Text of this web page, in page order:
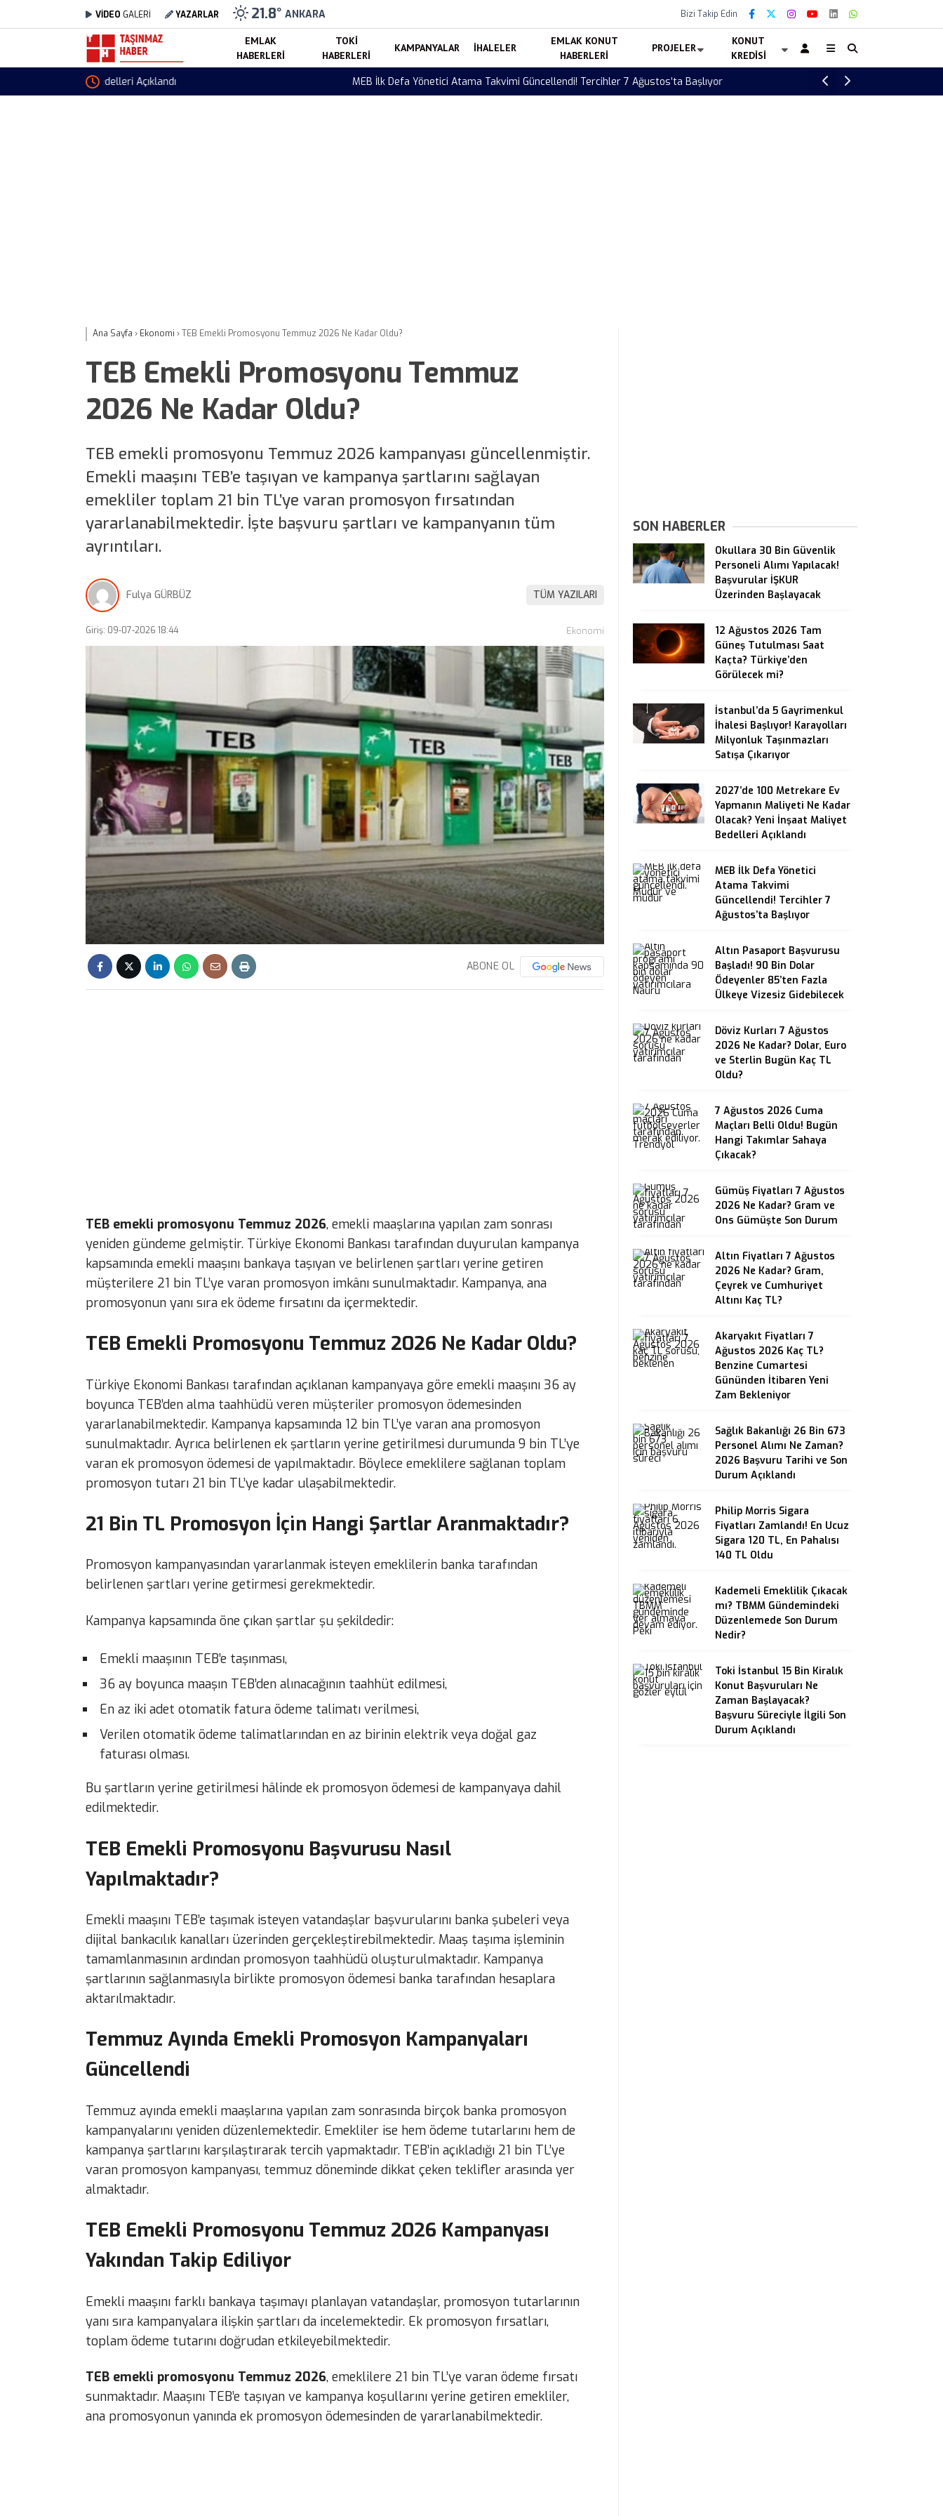
VİDEO GALERİ YAZARLAR 21.8° ANKARA Bizi Takip Edin
EMLAK
HABERLERI
TOKI
HABERLERI
KAMPANYALAR İHALELER
EMLAK KONUT
HABERLERI
PROJELER
KONUT
KREDISI
MEB İlk Defa Yönetici Atama Takvimi Güncellendi! Tercihler 7 Ağustos’ta Başlıyor Altın Pasaport Başvurusu Başladı! 90
Ana Sayfa › Ekonomi ›TEB Emekli Promosyonu Temmuz 2026 Ne Kadar Oldu?
TEB Emekli Promosyonu Temmuz
2026 Ne Kadar Oldu?
TEB emekli promosyonu Temmuz 2026 kampanyası güncellenmiştir.
Emekli maaşını TEB’e taşıyan ve kampanya şartlarını sağlayan
emekliler toplam 21 bin TL’ye varan promosyon fırsatından
yararlanabilmektedir. İşte başvuru şartları ve kampanyanın tüm
ayrıntıları.
Fulya GÜRBÜZ TÜM YAZILARI
Giriş: 09-07-2026 18:44 Ekonomi
ABONE OL
TEB emekli promosyonu Temmuz 2026, emekli maaşlarına yapılan zam sonrası
yeniden gündeme gelmiştir. Türkiye Ekonomi Bankası tarafından duyurulan kampanya
kapsamında emekli maaşını bankaya taşıyan ve belirlenen şartları yerine getiren
müşterilere 21 bin TL’ye varan promosyon imkânı sunulmaktadır. Kampanya, ana
promosyonun yanı sıra ek ödeme fırsatını da içermektedir.
TEB Emekli Promosyonu Temmuz 2026 Ne Kadar Oldu?
Türkiye Ekonomi Bankası tarafından açıklanan kampanyaya göre emekli maaşını 36 ay
boyunca TEB’den alma taahhüdü veren müşteriler promosyon ödemesinden
yararlanabilmektedir. Kampanya kapsamında 12 bin TL’ye varan ana promosyon
sunulmaktadır. Ayrıca belirlenen ek şartların yerine getirilmesi durumunda 9 bin TL’ye
varan ek promosyon ödemesi de yapılmaktadır. Böylece emeklilere sağlanan toplam
promosyon tutarı 21 bin TL’ye kadar ulaşabilmektedir.
21 Bin TL Promosyon İçin Hangi Şartlar Aranmaktadır?
Promosyon kampanyasından yararlanmak isteyen emeklilerin banka tarafından
belirlenen şartları yerine getirmesi gerekmektedir.
Kampanya kapsamında öne çıkan şartlar şu şekildedir:
Emekli maaşının TEB’e taşınması,
36 ay boyunca maaşın TEB’den alınacağının taahhüt edilmesi,
En az iki adet otomatik fatura ödeme talimatı verilmesi,
Verilen otomatik ödeme talimatlarından en az birinin elektrik veya doğal gaz
faturası olması.
Bu şartların yerine getirilmesi hâlinde ek promosyon ödemesi de kampanyaya dahil
edilmektedir.
TEB Emekli Promosyonu Başvurusu Nasıl
Yapılmaktadır?
Emekli maaşını TEB’e taşımak isteyen vatandaşlar başvurularını banka şubeleri veya
dijital bankacılık kanalları üzerinden gerçekleştirebilmektedir. Maaş taşıma işleminin
tamamlanmasının ardından promosyon taahhüdü oluşturulmaktadır. Kampanya
şartlarının sağlanmasıyla birlikte promosyon ödemesi banka tarafından hesaplara
aktarılmaktadır.
Temmuz Ayında Emekli Promosyon Kampanyaları
Güncellendi
Temmuz ayında emekli maaşlarına yapılan zam sonrasında birçok banka promosyon
kampanyalarını yeniden düzenlemektedir. Emekliler ise hem ödeme tutarlarını hem de
kampanya şartlarını karşılaştırarak tercih yapmaktadır. TEB’in açıkladığı 21 bin TL’ye
varan promosyon kampanyası, temmuz döneminde dikkat çeken teklifler arasında yer
almaktadır.
TEB Emekli Promosyonu Temmuz 2026 Kampanyası
Yakından Takip Ediliyor
Emekli maaşını farklı bankaya taşımayı planlayan vatandaşlar, promosyon tutarlarının
yanı sıra kampanyalara ilişkin şartları da incelemektedir. Ek promosyon fırsatları,
toplam ödeme tutarını doğrudan etkileyebilmektedir.
TEB emekli promosyonu Temmuz 2026, emeklilere 21 bin TL’ye varan ödeme fırsatı
sunmaktadır. Maaşını TEB’e taşıyan ve kampanya koşullarını yerine getiren emekliler,
ana promosyonun yanında ek promosyon ödemesinden de yararlanabilmektedir.
SON HABERLER
Okullara 30 Bin Güvenlik
Personeli Alımı Yapılacak!
Başvurular İŞKUR
Üzerinden Başlayacak
12 Ağustos 2026 Tam
Güneş Tutulması Saat
Kaçta? Türkiye’den
Görülecek mi?
İstanbul’da 5 Gayrimenkul
İhalesi Başlıyor! Karayolları
Milyonluk Taşınmazları
Satışa Çıkarıyor
2027’de 100 Metrekare Ev
Yapmanın Maliyeti Ne Kadar
Olacak? Yeni İnşaat Maliyet
Bedelleri Açıklandı
MEB İlk Defa Yönetici
Atama Takvimi
Güncellendi! Tercihler 7
Ağustos’ta Başlıyor
Altın Pasaport Başvurusu
Başladı! 90 Bin Dolar
Ödeyenler 85’ten Fazla
Ülkeye Vizesiz Gidebilecek
Döviz Kurları 7 Ağustos
2026 Ne Kadar? Dolar, Euro
ve Sterlin Bugün Kaç TL
Oldu?
7 Ağustos 2026 Cuma
Maçları Belli Oldu! Bugün
Hangi Takımlar Sahaya
Çıkacak?
Gümüş Fiyatları 7 Ağustos
2026 Ne Kadar? Gram ve
Ons Gümüşte Son Durum
Altın Fiyatları 7 Ağustos
2026 Ne Kadar? Gram,
Çeyrek ve Cumhuriyet
Altını Kaç TL?
Akaryakıt Fiyatları 7
Ağustos 2026 Kaç TL?
Benzine Cumartesi
Gününden İtibaren Yeni
Zam Bekleniyor
Sağlık Bakanlığı 26 Bin 673
Personel Alımı Ne Zaman?
2026 Başvuru Tarihi ve Son
Durum Açıklandı
Philip Morris Sigara
Fiyatları Zamlandı! En Ucuz
Sigara 120 TL, En Pahalısı
140 TL Oldu
Kademeli Emeklilik Çıkacak
mı? TBMM Gündemindeki
Düzenlemede Son Durum
Nedir?
Toki İstanbul 15 Bin Kiralık
Konut Başvuruları Ne
Zaman Başlayacak?
Başvuru Süreciyle İlgili Son
Durum Açıklandı